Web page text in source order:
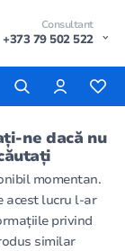
Consultant
+373 79 502 522
ne dacă nu
momentan.
acest lucru l-ar
privind
similar